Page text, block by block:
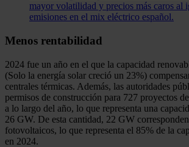
mayor volatilidad y precios más caros al
emisiones en el mix eléctrico español.
Menos rentabilidad
2024 fue un año en el que la capacidad
(Solo la energía solar creció un 23%)
centrales térmicas. Además, las autoridades
permisos de construcción para 727 proyectos
a lo largo del año, lo que representa una
26 GW. De esta cantidad, 22 GW
fotovoltaicos, lo que representa el 85% de la
en 2024.